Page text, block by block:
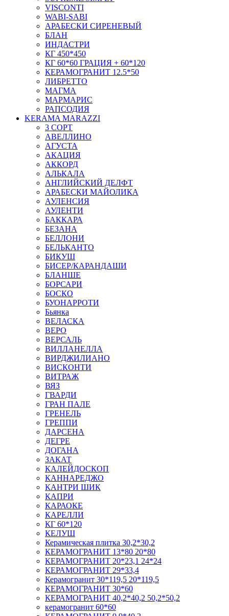
VISCONTI
WABI-SABI
АРАБЕСКИ СИРЕНЕВЫЙ
БЛАН
ИНДАСТРИ
КГ 450*450
КГ 60*60 ГРАЦИЯ + 60*120
КЕРАМОГРАНИТ 12.5*50
ЛИБРЕТТО
МАГМА
МАРМАРИС
РАПСОДИЯ
KERAMA MARAZZI
3 СОРТ
АВЕЛЛИНО
АГУСТА
АКАЦИЯ
АККОРД
АЛЬКАЛА
АНГЛИЙСКИЙ ДЕЛФТ
АРАБЕСКИ МАЙОЛИКА
АУЛЕНСИЯ
АУЛЕНТИ
БАККАРА
БЕЗАНА
БЕЛЛОНИ
БЕЛЬКАНТО
БИКУШ
БИСЕР/КАРАНДАШИ
БЛАНШЕ
БОРСАРИ
БОСКО
БУОНАРРОТИ
Бьянка
ВЕЛАСКА
ВЕРО
ВЕРСАЛЬ
ВИЛЛАНЕЛЛА
ВИРДЖИЛИАНО
ВИСКОНТИ
ВИТРАЖ
ВЯЗ
ГВАРДИ
ГРАН ПАЛЕ
ГРЕНЕЛЬ
ГРЕППИ
ДАРСЕНА
ДЕГРЕ
ДОГАНА
ЗАКАТ
КАЛЕЙДОСКОП
КАННАРЕДЖО
КАНТРИ ШИК
КАПРИ
КАРАОКЕ
КАРЕЛЛИ
КГ 60*120
КЕЛУШ
Керамическая плитка 30,2*30,2
КЕРАМОГРАНИТ 13*80 20*80
КЕРАМОГРАНИТ 20*23,1 24*24
КЕРАМОГРАНИТ 29*33,4
Керамогранит 30*119,5 20*119,5
КЕРАМОГРАНИТ 30*60
КЕРАМОГРАНИТ 40,2*40,2 50,2*50,2
керамогранит 60*60